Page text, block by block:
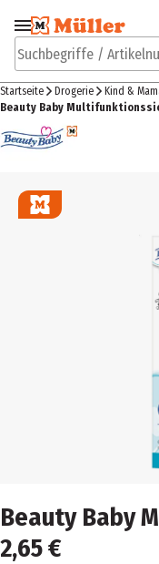
Zur Navigation
springen
Suchbegriffe /
Startseite Drogerie Kind &
Beauty Baby
Beauty Baby
2,65 €